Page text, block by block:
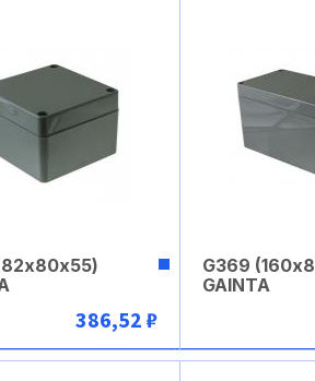
В корзину
386,52 ₽
В
G369
GAINTA